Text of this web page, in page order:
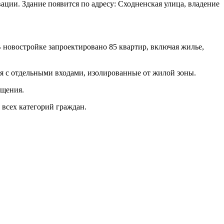
Здание появится по адресу: Сходненская улица, владение
запроектировано 85 квартир, включая жилье,
с отдельными входами, изолированные от жилой зоны.
категорий граждан.